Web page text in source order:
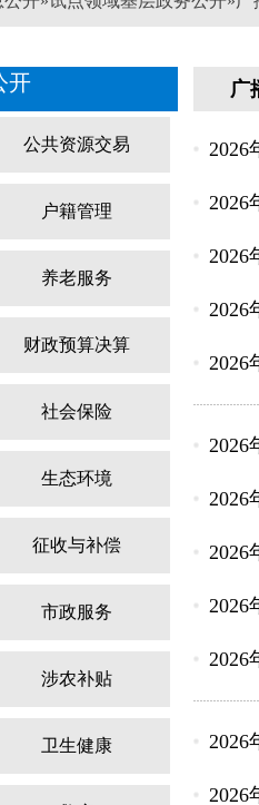
开
公共资源交易
户籍管理
养老服务
财政预算决算
社会保险
生态环境
征收与补偿
市政服务
涉农补贴
卫生健康
广
2026
2026
2026
2026
2026
2026
2026
2026
2026
2026
2026
2026